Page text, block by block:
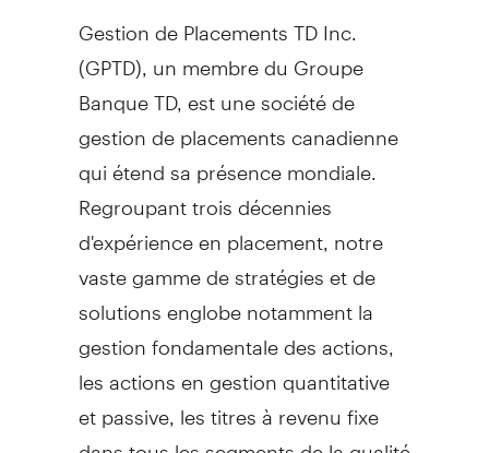
Gestion de Placements TD Inc.
(GPTD), un membre du Groupe
Banque TD, est une société de
gestion de placements canadienne
qui étend sa présence mondiale.
Regroupant trois décennies
d'expérience en placement, notre
vaste gamme de stratégies et de
solutions englobe notamment la
gestion fondamentale des actions,
les actions en gestion quantitative
et passive, les titres à revenu fixe
dans tous les segments de la qualité